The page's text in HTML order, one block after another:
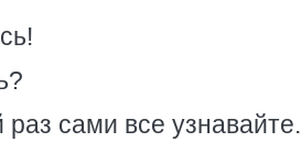
сами все узнавайте.